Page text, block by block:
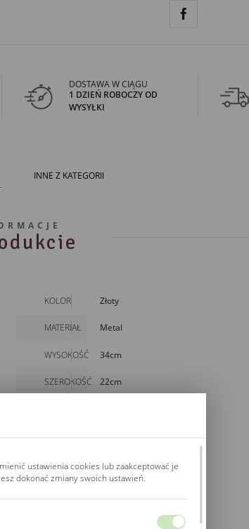
DOSTAWA W CIĄGU
1 DZIEŃ ROBOCZY OD
WYSYŁKI
INNE Z KATEGORII
KOLOR Złoty
MATERIAŁ Metal
WYSOKOŚĆ 34cm
SZEROKOŚĆ 22cm
ustawienia cookies lub zaakceptować je
dokonać zmiany swoich ustawień.